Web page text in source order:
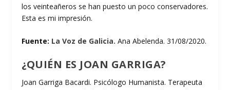
los veinteañeros se han puesto un poco conservadores.
Esta es mi impresión.
Fuente: La Voz de Galicia. Ana Abelenda. 31/08/2020.
¿QUIÉN ES JOAN GARRIGA?
Joan Garriga Bacardi. Psicólogo Humanista. Terapeuta